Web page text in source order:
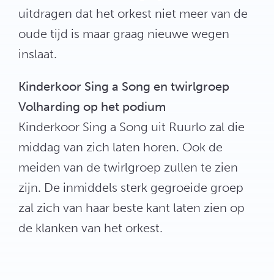
uitdragen dat het orkest niet meer van de
oude tijd is maar graag nieuwe wegen
inslaat.
Kinderkoor Sing a Song en twirlgroep
Volharding op het podium
Kinderkoor Sing a Song uit Ruurlo zal die
middag van zich laten horen. Ook de
meiden van de twirlgroep zullen te zien
zijn. De inmiddels sterk gegroeide groep
zal zich van haar beste kant laten zien op
de klanken van het orkest.